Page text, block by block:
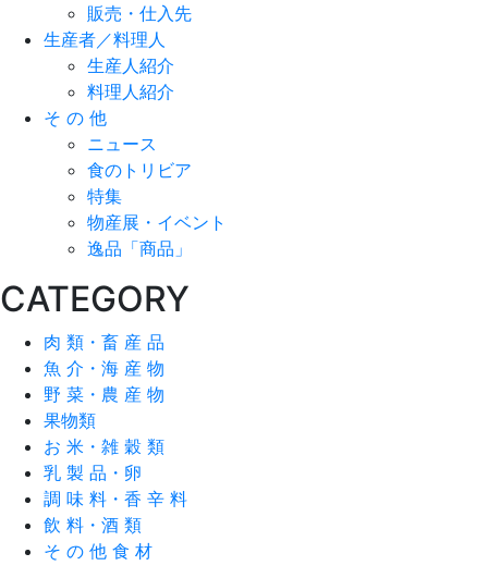
販売・仕入先
生産者／料理人
生産人紹介
料理人紹介
そ の 他
ニュース
食のトリビア
特集
物産展・イベント
逸品「商品」
CATEGORY
肉 類・畜 産 品
魚 介・海 産 物
野 菜・農 産 物
果物類
お 米・雑 穀 類
乳 製 品・卵
調 味 料・香 辛 料
飲 料・酒 類
そ の 他 食 材